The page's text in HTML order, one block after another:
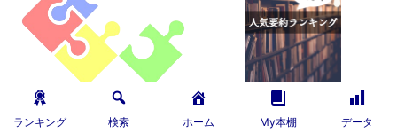
ランキング 検索 ホーム My本棚 データ